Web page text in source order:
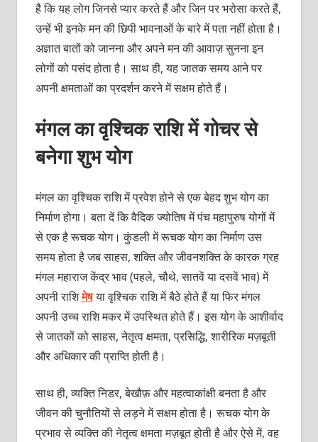
है कि यह लोग जिनसे प्यार करते हैं और जिन पर भरोसा करते हैं,
उन्हें भी इनके मन की छिपी भावनाओं के बारे में पता नहीं होता है।
अज्ञात बातों को जानना और अपने मन की आवाज़ सुनना इन
लोगों को पसंद होता है। साथ ही, यह जातक समय आने पर
अपनी क्षमताओं का प्रदर्शन करने में सक्षम होते हैं।
मंगल का वृश्चिक राशि में गोचर से
बनेगा शुभ योग
मंगल का वृश्चिक राशि में प्रवेश होने से एक बेहद शुभ योग का
निर्माण होगा। बता दें कि वैदिक ज्योतिष में पंच महापुरुष योगों में
से एक है रूचक योग। कुंडली में रूचक योग का निर्माण उस
समय होता है जब साहस, शक्ति और जीवनशक्ति के कारक ग्रह
मंगल महाराज केंद्र भाव (पहले, चौथे, सातवें या दसवें भाव) में
अपनी राशिमेषया वृश्चिक राशि में बैठे होते हैं या फिर मंगल
अपनी उच्च राशि मकर में उपस्थित होते हैं। इस योग के आशीर्वाद
से जातकों को साहस, नेतृत्व क्षमता, प्रसिद्धि, शारीरिक मज़बूती
और अधिकार की प्राप्ति होती है।
साथ ही, व्यक्ति निडर, बेखौफ़ और महत्वाकांक्षी बनता है और
जीवन की चुनौतियों से लड़ने में सक्षम होता है। रूचक योग के
प्रभाव से व्यक्ति की नेतृत्व क्षमता मज़बूत होती है और ऐसे में, वह